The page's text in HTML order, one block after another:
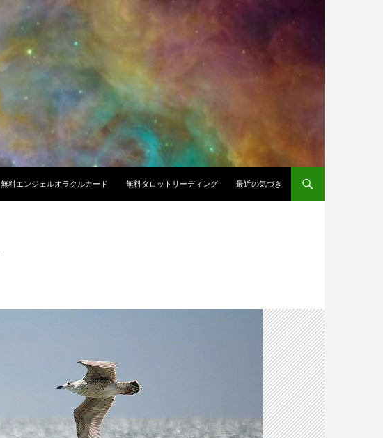
無料エンジェルオラクルカード 無料タロットリーディング 最近の気づき